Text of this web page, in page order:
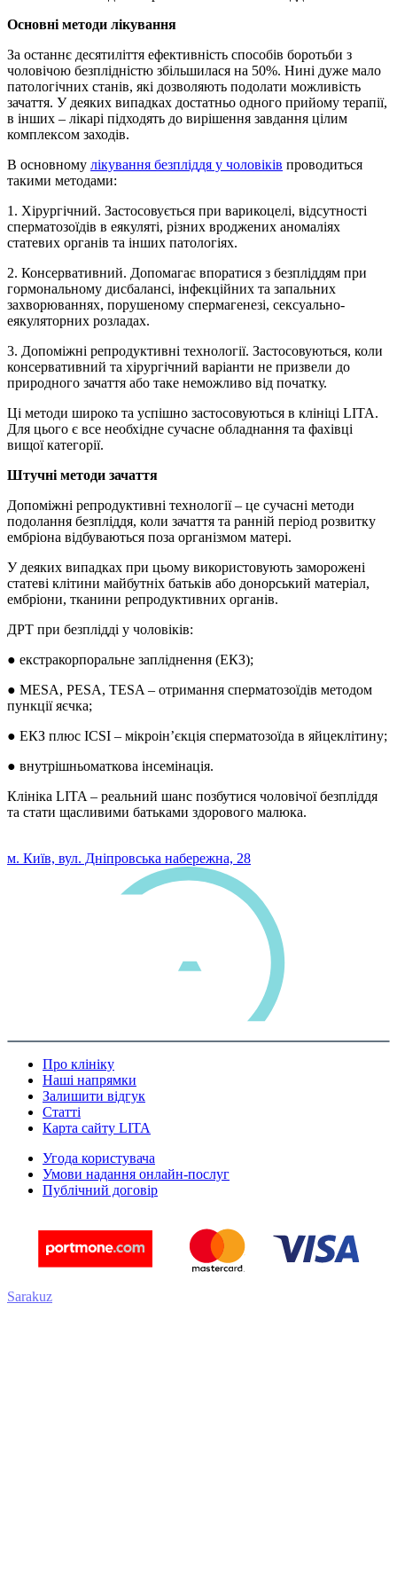
Основні методи лікування
За останнє десятиліття ефективність способів боротьби з
чоловічою безплідністю збільшилася на 50%. Нині дуже мало
патологічних станів, які дозволяють подолати можливість
зачаття. У деяких випадках достатньо одного прийому терапії,
в інших – лікарі підходять до вирішення завдання цілим
комплексом заходів.
В основному лікування безпліддя у чоловіків проводиться
такими методами:
1. Хірургічний. Застосовується при варикоцелі, відсутності
сперматозоїдів в еякуляті, різних вроджених аномаліях
статевих органів та інших патологіях.
2. Консервативний. Допомагає впоратися з безпліддям при
гормональному дисбалансі, інфекційних та запальних
захворюваннях, порушеному спермагенезі, сексуально-
еякуляторних розладах.
3. Допоміжні репродуктивні технології. Застосовуються, коли
консервативний та хірургічний варіанти не призвели до
природного зачаття або таке неможливо від початку.
Ці методи широко та успішно застосовуються в клініці LITA.
Для цього є все необхідне сучасне обладнання та фахівці
вищої категорії.
Штучні методи зачаття
Допоміжні репродуктивні технології – це сучасні методи
подолання безпліддя, коли зачаття та ранній період розвитку
ембріона відбуваються поза організмом матері.
У деяких випадках при цьому використовують заморожені
статеві клітини майбутніх батьків або донорський матеріал,
ембріони, тканини репродуктивних органів.
ДРТ при безплідді у чоловіків:
● екстракорпоральне запліднення (ЕКЗ);
● MESA, PESA, TESA – отримання сперматозоїдів методом
пункції яєчка;
● ЕКЗ плюс ICSI – мікроін’єкція сперматозоїда в яйцеклітину;
● внутрішньоматкова інсемінація.
Клініка LITA – реальний шанс позбутися чоловічої безпліддя
та стати щасливими батьками здорового малюка.
м. Київ, вул. Дніпровська набережна, 28
Про клініку
Наші напрямки
Залишити відгук
Статті
Карта сайту LITA
Угода користувача
Умови надання онлайн-послуг
Публічний договір
Sarakuz